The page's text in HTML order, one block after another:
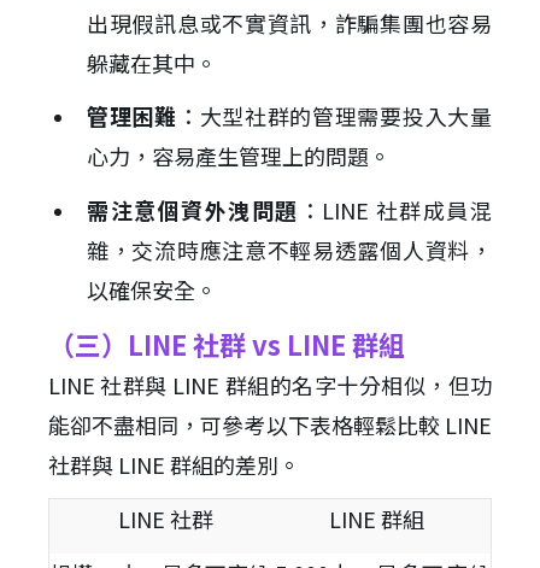
出現假訊息或不實資訊，詐騙集團也容易
躲藏在其中。
管理困難 ：大型社群的管理需要投入大量
心力，容易產生管理上的問題。
需注意個資外洩問題 ：LINE 社群成員混
雜，交流時應注意不輕易透露個人資料，
以確保安全。
（三）LINE 社群 vs LINE 群組
LINE 社群與 LINE 群組的名字十分相似，但功
能卻不盡相同，可參考以下表格輕鬆比較 LINE
社群與 LINE 群組的差別。
LINE 社群
LINE 群組